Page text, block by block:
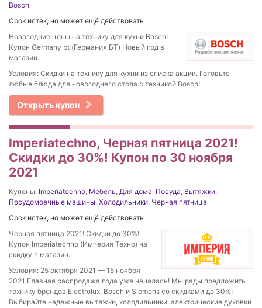
Bosch
Срок истек, но может ещё действовать
Новогодние цены на технику для кухни Bosch!
Купон Germany bt (Германия БТ) Новый год в
магазин.
Условия: Скидки на технику для кухни из списка акции. Готовьте
любые блюда для новогоднего стола с техникой Bosch!
Открыть купон
Imperiatechno, Черная пятница 2021!
Скидки до 30%! Купон по 30 ноября
2021
Купоны: Imperiatechno, Мебель, Для дома, Посуда, Вытяжки,
Посудомоечные машины, Холодильники, Черная пятница
Срок истек, но может ещё действовать
Черная пятница 2021! Скидки до 30%!
Купон Imperiatechno (Империя Техно) на
скидку в магазин.
Условия: 25 октября 2021 — 15 ноября
2021 Главная распродажа года уже началась! Мы рады предложить
технику брендов Electrolux, Bosch и Siemens со скидками до 30%!
Выбирайте надежные вытяжки, холодильники, электрические духовки